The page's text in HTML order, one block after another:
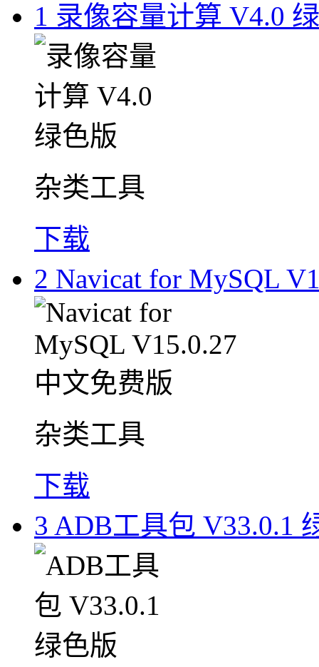
1 录像容量计算 V4.0
杂类工具
下载
2 Navicat for MySQL
杂类工具
下载
3 ADB工具包 V33.0.1